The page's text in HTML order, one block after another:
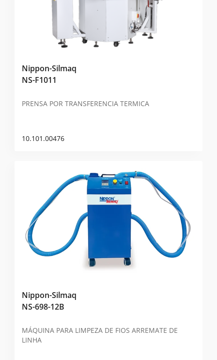
Nippon-Silmaq
NS-F1011
PRENSA POR TRANSFERENCIA TERMICA
10.101.00476
Nippon-Silmaq
NS-698-12B
MÁQUINA PARA LIMPEZA DE FIOS ARREMATE DE
LINHA